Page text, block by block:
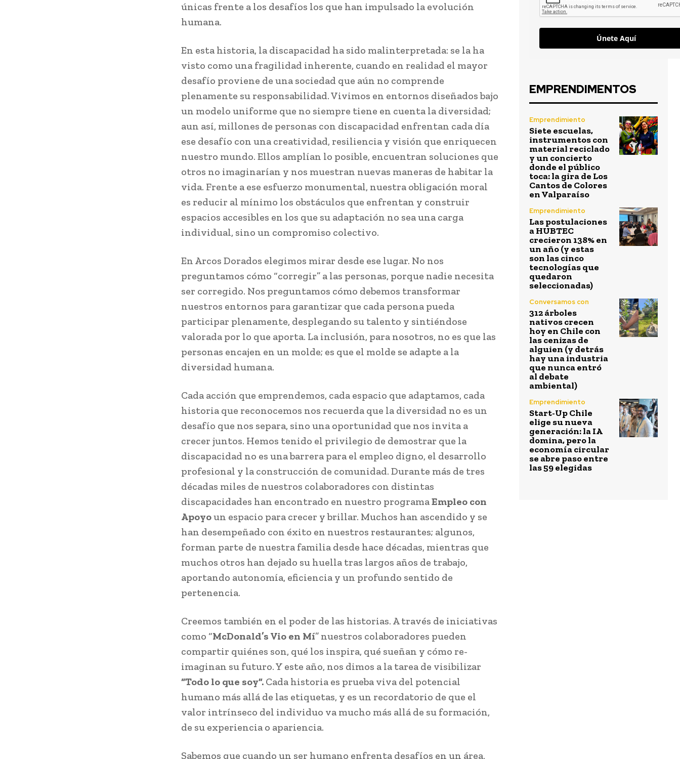
únicas frente a los desafíos los que han impulsado la evolución
humana.
En esta historia, la discapacidad ha sido malinterpretada: se la ha
visto como una fragilidad inherente, cuando en realidad el mayor
desafío proviene de una sociedad que aún no comprende
plenamente su responsabilidad. Vivimos en entornos diseñados bajo
un modelo uniforme que no siempre tiene en cuenta la diversidad;
aun así, millones de personas con discapacidad enfrentan cada día
ese desafío con una creatividad, resiliencia y visión que enriquecen
nuestro mundo. Ellos amplían lo posible, encuentran soluciones que
otros no imaginarían y nos muestran nuevas maneras de habitar la
vida. Frente a ese esfuerzo monumental, nuestra obligación moral
es reducir al mínimo los obstáculos que enfrentan y construir
espacios accesibles en los que su adaptación no sea una carga
individual, sino un compromiso colectivo.
En Arcos Dorados elegimos mirar desde ese lugar. No nos
preguntamos cómo “corregir” a las personas, porque nadie necesita
ser corregido. Nos preguntamos cómo debemos transformar
nuestros entornos para garantizar que cada persona pueda
participar plenamente, desplegando su talento y sintiéndose
valorada por lo que aporta. La inclusión, para nosotros, no es que las
personas encajen en un molde; es que el molde se adapte a la
diversidad humana.
Cada acción que emprendemos, cada espacio que adaptamos, cada
historia que reconocemos nos recuerda que la diversidad no es un
desafío que nos separa, sino una oportunidad que nos invita a
crecer juntos. Hemos tenido el privilegio de demostrar que la
discapacidad no es una barrera para el empleo digno, el desarrollo
profesional y la construcción de comunidad. Durante más de tres
décadas miles de nuestros colaboradores con distintas
discapacidades han encontrado en nuestro programaEmpleo con
Apoyoun espacio para crecer y brillar. Muchos han ascendido y se
han desempeñado con éxito en nuestros restaurantes; algunos,
forman parte de nuestra familia desde hace décadas, mientras que
muchos otros han dejado su huella tras largos años de trabajo,
aportando autonomía, eficiencia y un profundo sentido de
pertenencia.
Creemos también en el poder de las historias. A través de iniciativas
como “McDonald’s Vio en Mí” nuestros colaboradores pueden
compartir quiénes son, qué los inspira, qué sueñan y cómo re-
imaginan su futuro. Y este año, nos dimos a la tarea de visibilizar
“Todo lo que soy”. Cada historia es prueba viva del potencial
humano más allá de las etiquetas, y es un recordatorio de que el
valor intrínseco del individuo va mucho más allá de su formación,
de su experiencia o apariencia.
Sabemos que cuando un ser humano enfrenta desafíos en un área,
Únete Aquí
EMPRENDIMENTOS
Emprendimiento
Siete escuelas,
instrumentos con
material reciclado
y un concierto
donde el público
toca: la gira de Los
Cantos de Colores
en Valparaíso
Emprendimiento
Las postulaciones
a HUBTEC
crecieron 138% en
un año (y estas
son las cinco
tecnologías que
quedaron
seleccionadas)
Conversamos con
312 árboles
nativos crecen
hoy en Chile con
las cenizas de
alguien (y detrás
hay una industria
que nunca entró
al debate
ambiental)
Emprendimiento
Start-Up Chile
elige su nueva
generación: la IA
domina, pero la
economía circular
se abre paso entre
las 59 elegidas